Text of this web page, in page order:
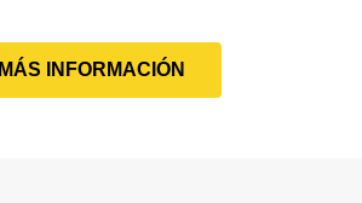
MÁS INFORMACIÓN